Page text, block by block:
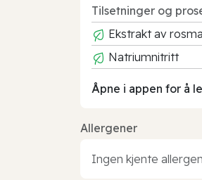
Tilsetninger og
Ekstrakt av
Natriumnitritt
Åpne i appen for å
Allergener
Ingen kjente